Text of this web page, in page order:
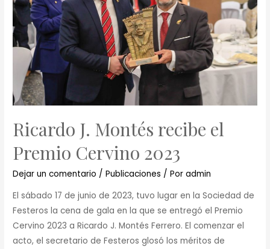
Ricardo J. Montés recibe el
Premio Cervino 2023
Dejar un comentario /Publicaciones / Poradmin
El sábado 17 de junio de 2023, tuvo lugar en la Sociedad de
Festeros la cena de gala en la que se entregó el Premio
Cervino 2023 a Ricardo J. Montés Ferrero. El comenzar el
acto, el secretario de Festeros glosó los méritos de